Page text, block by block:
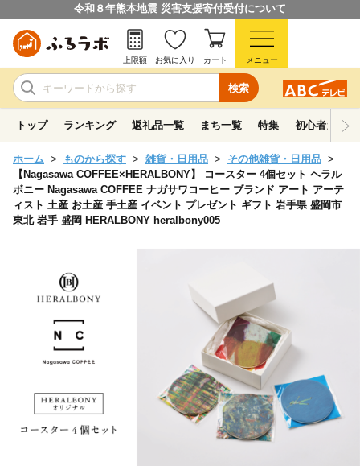
令和８年熊本地震 災害支援寄付受付について
検索
上限額 お気に入り カート メニュー
トップ ランキング 返礼品一覧 まち一覧 特集 初心者ガイド
ホーム ものから探す 雑貨・日用品
その他雑貨・日用品
【Nagasawa COFFEE×HERALBONY】 コースター 4個セット ヘラル
ボニー Nagasawa COFFEE ナガサワコーヒー ブランド アート アーテ
ィスト 土産 お土産 手土産 イベント プレゼント ギフト 岩手県 盛岡市
東北 岩手 盛岡 HERALBONY heralbony005